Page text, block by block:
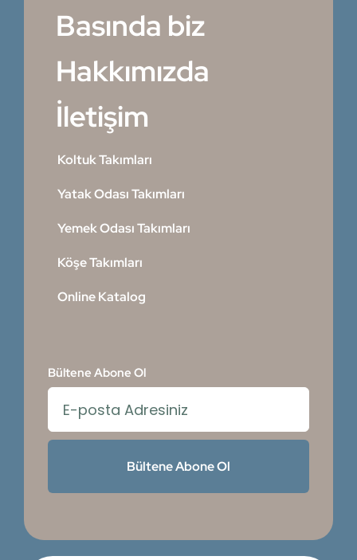
Basında biz
Hakkımızda
İletişim
Koltuk Takımları
Yatak Odası Takımları
Yemek Odası Takımları
Köşe Takımları
Online Katalog
Bültene Abone Ol
Bültene Abone Ol